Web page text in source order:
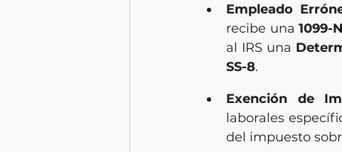
Empleado
recibe una 1099-
al IRS una
SS-8.
Exención de
laborales
del impuesto